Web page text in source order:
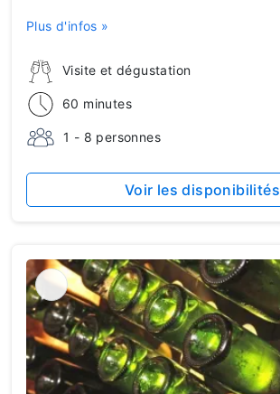
Visite et dégustation
60 minutes
1 - 8 personnes
Plus d'infos »
Voir les disponibilités